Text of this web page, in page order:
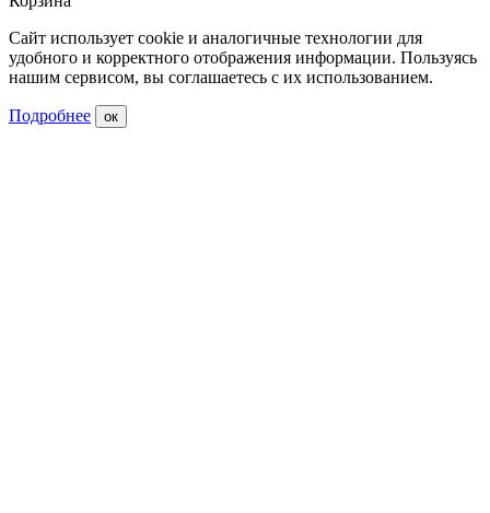
Сайт использует cookie и аналогичные технологии для
удобного и корректного отображения информации. Пользуясь
нашим сервисом, вы соглашаетесь с их использованием.
Подробнее ок